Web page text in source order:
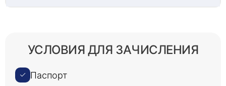
Дефекты зубов могут варьироваться от
незначительных косметических проблем до
УСЛОВИЯ ДЛЯ ЗАЧИСЛЕНИЯ
Паспорт